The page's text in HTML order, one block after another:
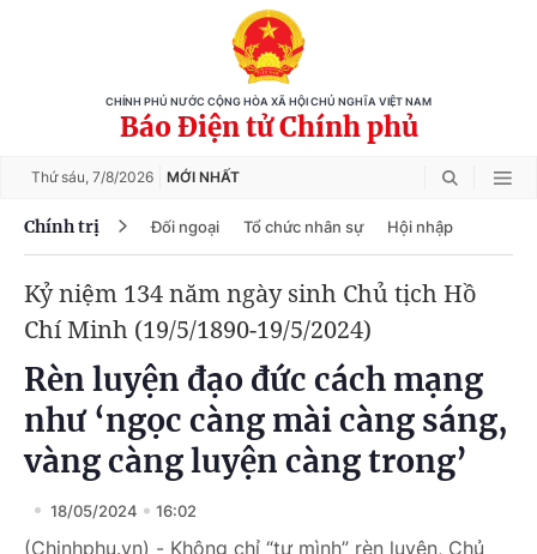
CHÍNH PHỦ NƯỚC CỘNG HÒA XÃ HỘI CHỦ NGHĨA VIỆT NAM
Báo Điện tử Chính phủ
Thứ sáu, 7/8/2026 MỚI NHẤT
Chính trị Đối ngoại Tổ chức nhân sự Hội nhập
Kỷ niệm 134 năm ngày sinh Chủ tịch Hồ
Chí Minh (19/5/1890-19/5/2024)
Rèn luyện đạo đức cách mạng
như ‘ngọc càng mài càng sáng,
vàng càng luyện càng trong’
18/05/2024 16:02
(Chinhphu.vn) - Không chỉ “tự mình” rèn luyện, Chủ